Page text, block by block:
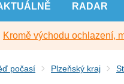
RADAR
Kromě východu ochlazení,
počasí Plzeňský kraj